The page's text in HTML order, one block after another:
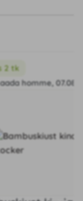
2 tk
homme, 07.08.